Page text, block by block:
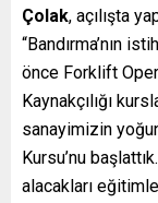
Çolak, açılışta
“Bandırma’nın
önce Forklift
Kaynakçılığı
sanayimizin
Kursu’nu
alacakları